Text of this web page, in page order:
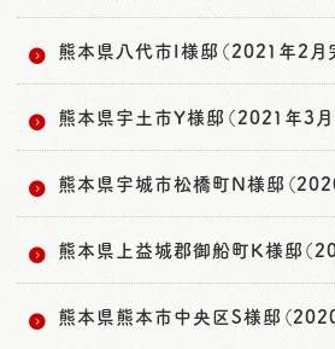
熊本県八代市I様邸（2021年2月
熊本県宇土市Y様邸（2021年3月
熊本県宇城市松橋町N様邸（
熊本県上益城郡御船町K様邸（
熊本県熊本市中央区S様邸（